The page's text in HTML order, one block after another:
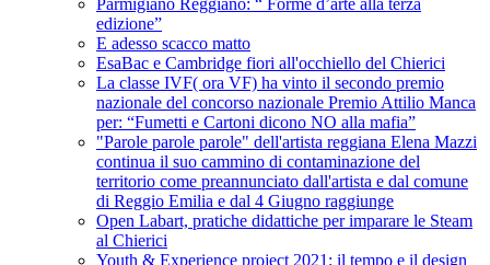
Parmigiano Reggiano: “ Forme d’arte alla terza
edizione”
E adesso scacco matto
EsaBac e Cambridge fiori all'occhiello del Chierici
La classe IVF( ora VF) ha vinto il secondo premio
nazionale del concorso nazionale Premio Attilio Manca
per: “Fumetti e Cartoni dicono NO alla mafia”
"Parole parole parole" dell'artista reggiana Elena Mazzi
continua il suo cammino di contaminazione del
territorio come preannunciato dall'artista e dal comune
di Reggio Emilia e dal 4 Giugno raggiunge
Open Labart, pratiche didattiche per imparare le Steam
al Chierici
Youth & Experience project 2021: il tempo e il design